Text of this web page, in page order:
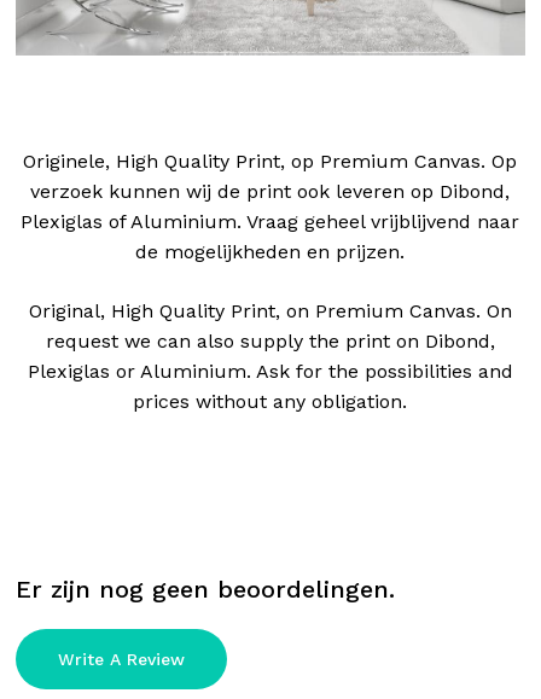
Geen producten in de winkelwagen.
Originele, High Quality Print, op Premium Canvas. Op
verzoek kunnen wij de print ook leveren op Dibond,
Plexiglas of Aluminium. Vraag geheel vrijblijvend naar
de mogelijkheden en prijzen.
Original, High Quality Print, on Premium Canvas. On
request we can also supply the print on Dibond,
Plexiglas or Aluminium. Ask for the possibilities and
prices without any obligation.
Er zijn nog geen beoordelingen.
Write A Review